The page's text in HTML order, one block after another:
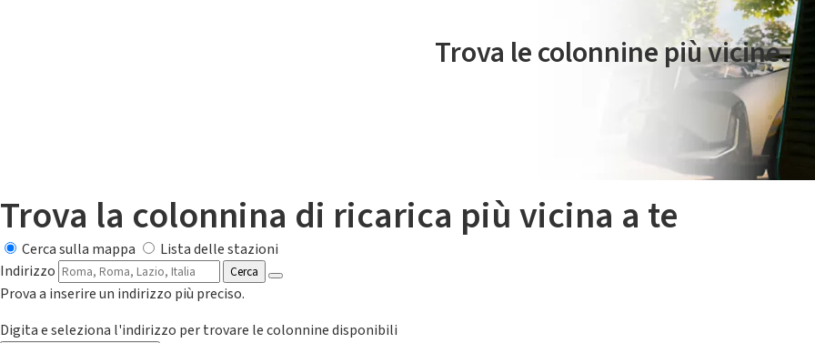
Trova le colonnine più vicine.
Trova la colonnina di ricarica più vicina a te
Cerca sulla mappa
Lista delle stazioni
Indirizzo
Cerca
Prova a inserire un indirizzo più preciso.
Digita e seleziona l'indirizzo per trovare le colonnine disponibili